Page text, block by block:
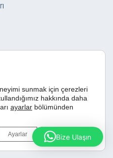
KVKK|Satış ve Hizmet
Güvenlik Protokolü
Ürünler’e aittir.
sunmak için çerezleri
hakkında daha
ayarlar bölümünden
Ayarlar GDPR çerez
Bize Ulaşın